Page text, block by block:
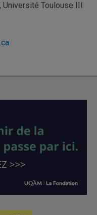
Université Toulouse III